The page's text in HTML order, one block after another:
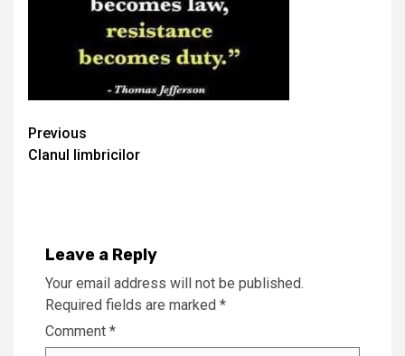
Continue
Reading
Previous
Clanul limbricilor
Leave a Reply
Your email address will not be published.
Required fields are marked *
Comment *